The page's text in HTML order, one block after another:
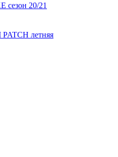
сезон 20/21
летняя